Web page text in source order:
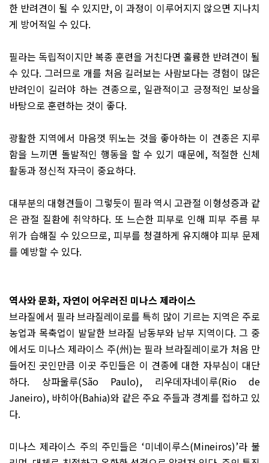
한 반려견이 될 수 있지만, 이 과정이 이루어지지 않으면 지나치
게 방어적일 수 있다.
필라는 독립적이지만 복종 훈련을 거친다면 훌륭한 반려견이 될
수 있다. 그러므로 개를 처음 길러보는 사람보다는 경험이 많은
반려인이 길러야 하는 견종으로, 일관적이고 긍정적인 보상을
바탕으로 훈련하는 것이 좋다.
광활한 지역에서 마음껏 뛰노는 것을 좋아하는 이 견종은 지루
함을 느끼면 돌발적인 행동을 할 수 있기 때문에, 적절한 신체
활동과 정신적 자극이 중요하다.
대부분의 대형견들이 그렇듯이 필라 역시 고관절 이형성증과 같
은 관절 질환에 취약하다. 또 느슨한 피부로 인해 피부 주름 부
위가 습해질 수 있으므로, 피부를 청결하게 유지해야 피부 문제
를 예방할 수 있다.
역사와 문화, 자연이 어우러진 미나스 제라이스
브라질에서 필라 브라질레이로를 특히 많이 기르는 지역은 주로
농업과 목축업이 발달한 브라질 남동부와 남부 지역이다. 그 중
에서도 미나스 제라이스 주(州)는 필라 브라질레이로가 처음 만
들어진 곳인만큼 이곳 주민들은 이 견종에 대한 자부심이 대단
하다. 상파울루(São Paulo), 리우데자네이루(Rio de
Janeiro), 바히아(Bahia)와 같은 주요 주들과 경계를 접하고 있
다.
미나스 제라이스 주의 주민들은 ‘미네이루스(Mineiros)’라 불